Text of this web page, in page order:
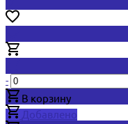
-
В корзину
Добавлено